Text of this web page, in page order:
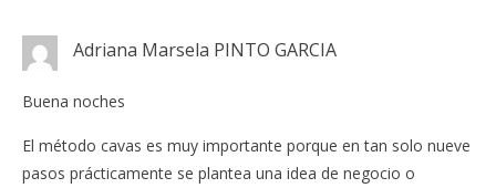
Adriana Marsela PINTO GARCIA
Buena noches
El método cavas es muy importante porque en tan solo nueve
pasos prácticamente se plantea una idea de negocio o